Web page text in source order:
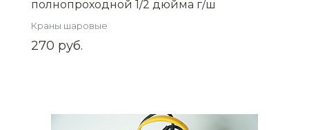
полнопроходной 1/2 дюйма г/ш
Краны шаровые
270 руб.